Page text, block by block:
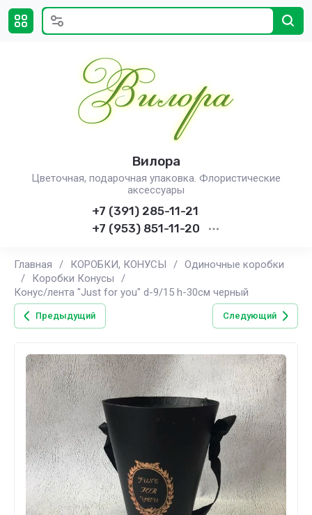
Вилора
Цветочная, подарочная упаковка. Флористические
аксессуары
+7 (391) 285-11-21
+7 (953) 851-11-20
Главная / КОРОБКИ, КОНУСЫ / Одиночные коробки
/
Коробки Конусы
/
Конус/лента "Just for you" d-9/15 h-30см черный
Предыдущий Следующий